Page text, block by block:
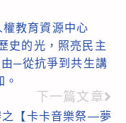
教育資源中心
史的光，照亮民主
─從抗爭到共生講
下一篇文章
之【卡卡音樂祭—夢